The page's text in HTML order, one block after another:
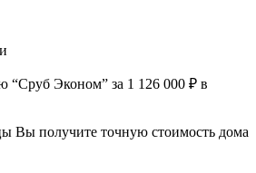
“Сруб Эконом” за 1 126 000 ₽ в
Вы получите точную стоимость дома